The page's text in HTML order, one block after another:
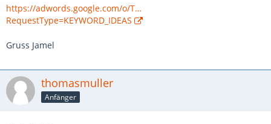
https://adwords.google.com/o/T…
RequestType=KEYWORD_IDEAS
Gruss Jamel
thomasmuller
Anfänger